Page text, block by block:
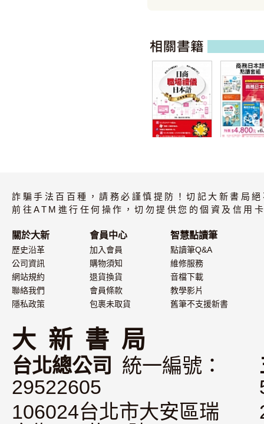
電版)
詐騙手法百百種，請務必謹慎提防！切記大新書局
前往ATM進行任何操作，切勿提供您的個資及信用
關於大新
歷史沿革
公司資訊
網站規約
聯絡我們
隱私政策
會員中心
加入會員
購物須知
退貨換貨
會員條款
包裹未取貨
智慧點讀筆
點讀筆Q&A
維修服務
音檔下載
教學影片
舊筆不支援新書
大 新 書 局
台北總公司
統一編號：
29522605
106024台北市大安區瑞